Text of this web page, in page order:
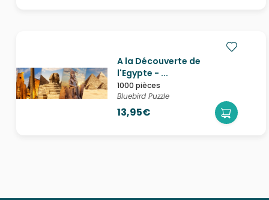
A la Découverte de
l'Egypte - ...
1000 pièces
Bluebird Puzzle
13,95€